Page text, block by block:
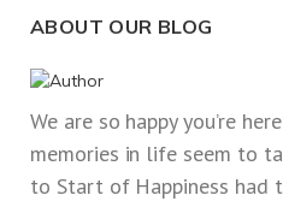
ABOUT OUR BLOG
We are so happy you’re
memories in life seem to
to Start of Happiness had